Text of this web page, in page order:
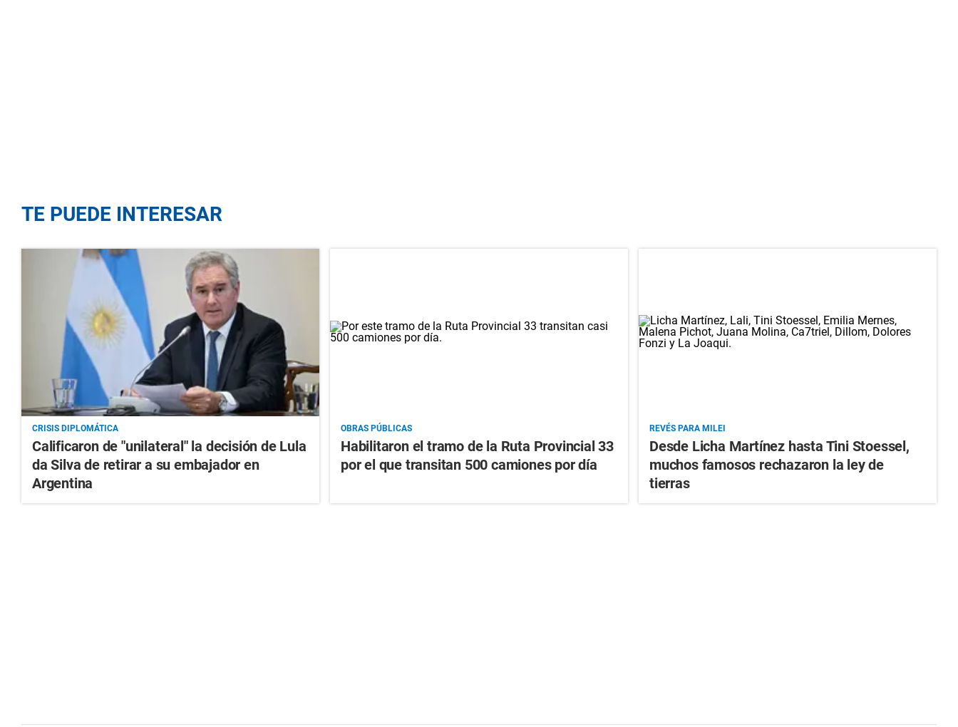
TE PUEDE INTERESAR
CRISIS DIPLOMÁTICA
Calificaron de "unilateral" la decisión de Lula
da Silva de retirar a su embajador en
Argentina
OBRAS PÚBLICAS
Habilitaron el tramo de la Ruta Provincial 33
por el que transitan 500 camiones por día
REVÉS PARA MILEI
Desde Licha Martínez hasta Tini Stoessel,
muchos famosos rechazaron la ley de
tierras